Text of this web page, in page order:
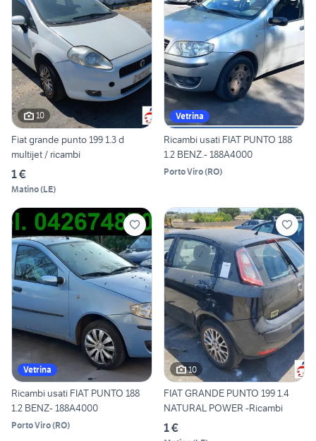
10
Fiat grande punto 199 1.3 d
multijet / ricambi
1 €
Matino(LE)
Vetrina
Ricambi usati FIAT PUNTO 188
1.2 BENZ.- 188A4000
Porto Viro(RO)
Vetrina
Ricambi usati FIAT PUNTO 188
1.2 BENZ- 188A4000
Porto Viro(RO)
10
FIAT GRANDE PUNTO 199 1.4
NATURAL POWER -Ricambi
1 €